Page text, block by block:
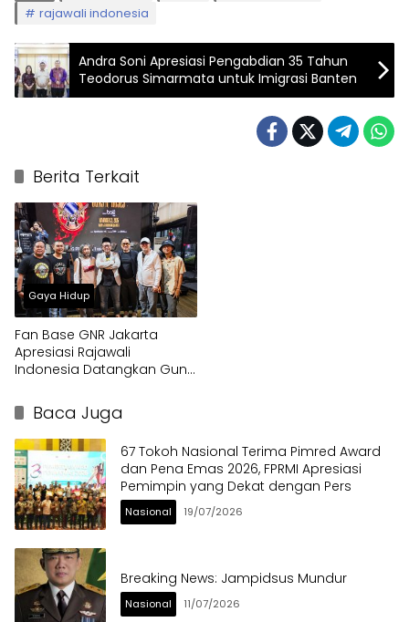
rajawali indonesia
Andra Soni Apresiasi Pengabdian 35 Tahun
Teodorus Simarmata untuk Imigrasi Banten
Berita Terkait
Gaya Hidup
Fan Base GNR Jakarta
Apresiasi Rajawali
Indonesia Datangkan Guns
Baca Juga
67 Tokoh Nasional Terima Pimred Award
dan Pena Emas 2026, FPRMI Apresiasi
Pemimpin yang Dekat dengan Pers
Nasional 19/07/2026
Breaking News: Jampidsus Mundur
Nasional 11/07/2026